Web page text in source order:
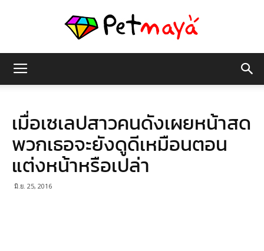
มายา
เมื่อเซเลปสาวคนดังเผยหน้าสด
พวกเธอจะยังดูดีเหมือนตอน
แต่งหน้าหรือเปล่า
มิ.ย. 25, 2016